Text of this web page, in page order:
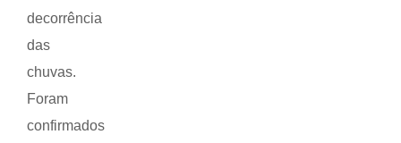
decorrência
das
chuvas.
Foram
confirmados